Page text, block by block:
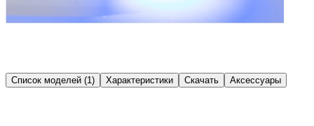
Список моделей (1) Характеристики Скачать Аксессуары